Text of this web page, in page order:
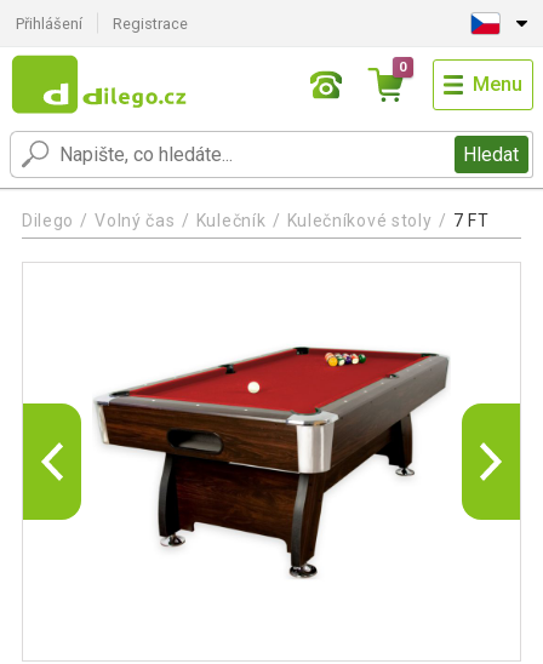
Přihlášení Registrace
Hledat
0
Menu
Dilego Volný čas Kulečník Kulečníkové stoly 7 FT